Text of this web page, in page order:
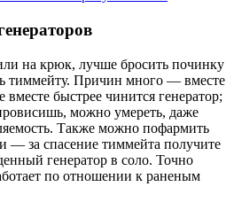
на крюк, лучше бросить починку
тиммейту. Причин много — вместе
быстрее чинится генератор;
можно умереть, даже
Также можно пофармить
— за спасение тиммейта получите
генератор в соло. Точно
по отношении к раненым